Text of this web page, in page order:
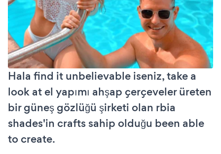
Hala find it unbelievable iseniz, take a
look at el yapımı ahşap çerçeveler üreten
bir güneş gözlüğü şirketi olan rbia
shades'in crafts sahip olduğu been able
to create.